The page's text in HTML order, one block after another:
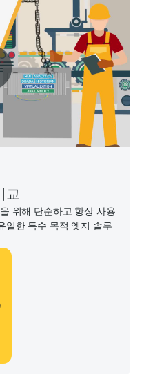
교
위해 단순하고 항상 사용
일한 특수 목적 엣지 솔루